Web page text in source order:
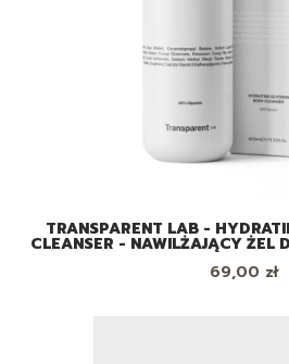
TRANSPARENT LAB -
CLEANSER - NAWILŻAJĄCY
Cena
69,00 zł